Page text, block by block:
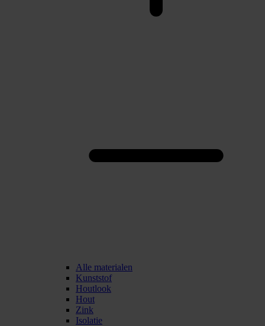
Alle materialen
Kunststof
Houtlook
Hout
Zink
Isolatie